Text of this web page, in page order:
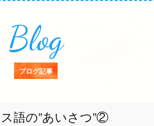
Blog
ブログ記事
語の”あいさつ”②